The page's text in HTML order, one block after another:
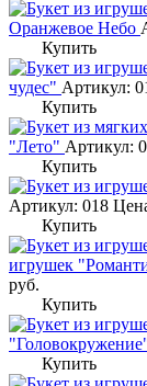
Оранжевое Небо
Купить
чудес" Артикул:
Купить
"Лето" Артикул:
Купить
Артикул: 018
Купить
игрушек
руб.
Купить
Купить